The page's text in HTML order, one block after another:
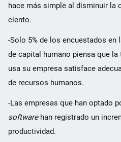
hace más simple al disminuir la
ciento.
-Solo 5% de los encuestados
de capital humano piensa que
usa su empresa satisface
de recursos humanos.
-Las empresas que han optado
softwarehan registrado un
productividad.